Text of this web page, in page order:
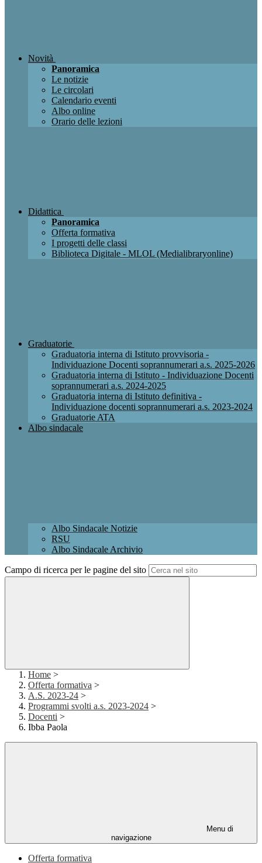
Novità
Panoramica
Le notizie
Le circolari
Calendario eventi
Albo online
Orario delle lezioni
Didattica
Panoramica
Offerta formativa
I progetti delle classi
Biblioteca Digitale - MLOL (Medialibraryonline)
Graduatorie
Graduatoria interna di Istituto provvisoria -
Individuazione Docenti soprannumerari a.s. 2025-2026
Graduatoria interna di Istituto - Individuazione Docenti
soprannumerari a.s. 2024-2025
Graduatoria interna di Istituto definitiva -
Individuazione docenti soprannumerari a.s. 2023-2024
Graduatorie ATA
Albo sindacale
Albo Sindacale Notizie
RSU
Albo Sindacale Archivio
Campo di ricerca per le pagine del sito
Home >
Offerta formativa >
A.S. 2023-24 >
Programmi svolti a.s. 2023-2024 >
Docenti >
Ibba Paola
Menu di
navigazione
Offerta formativa